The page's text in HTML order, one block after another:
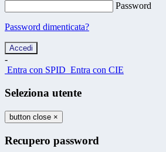
Password
Password dimenticata?
-
Entra con SPID Entra con CIE
Seleziona utente
button close ×
Recupero password